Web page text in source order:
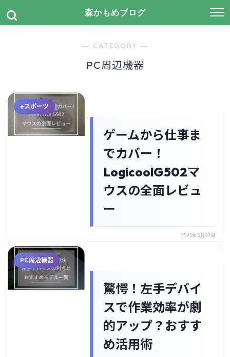
森かもめブログ
― CATEGORY ―
PC周辺機器
eスポーツ
ゲームから仕事ま
でカバー！
LogicoolG502マ
ウスの全面レビュ
ー
2023年5月27日
PC周辺機器
驚愕！左手デバイ
スで作業効率が劇
的アップ？おすす
め活用術